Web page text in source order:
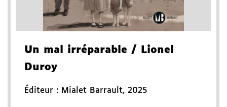
Un mal irréparable / Lionel
Duroy
Éditeur : Mialet Barrault, 2025